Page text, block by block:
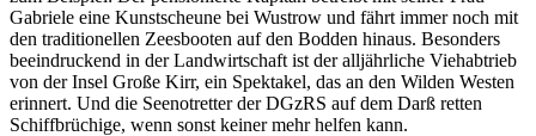
Gabriele eine Kunstscheune bei Wustrow und fährt immer noch mit
den traditionellen Zeesbooten auf den Bodden hinaus. Besonders
beeindruckend in der Landwirtschaft ist der alljährliche Viehabtrieb
von der Insel Große Kirr, ein Spektakel, das an den Wilden Westen
erinnert. Und die Seenotretter der DGzRS auf dem Darß retten
Schiffbrüchige, wenn sonst keiner mehr helfen kann.